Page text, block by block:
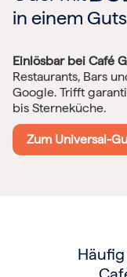
in einem
Einlösbar bei Café
Restaurants, Bars
Google. Trifft
bis Sterneküche.
Zum Universal-